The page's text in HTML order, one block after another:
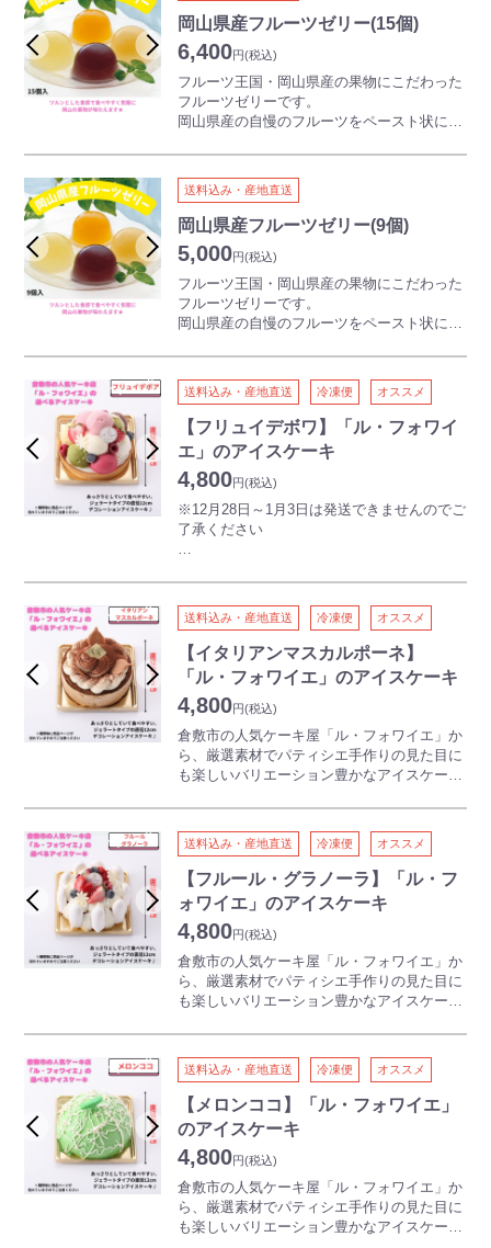
たびたびテレビや雑誌で取り上げられ、今大
産地で完熟させた果物を全て手作業で皮をむ
き、種を取り、シロップに入れ馴染ませまし
た。
全て岡山産の果実を使用しており、他には真
す。
岡山県産フルーツゼリー(15個)
6,400円(税込)
フルーツ王国・岡山県産の果物にこだわった
フルーツゼリーです。
岡山県産の自慢のフルーツをペースト状にす
た。
1個あたり90ｇと、お子様や女性にも食べや
すい大きさで、見た目もカラフルなゼリーは
贈り物にも最適です！
しっとりとした味わいが特徴の4種の個性豊
かな果実をお楽しみください。
たっぷり15個入り！お友達と、ご家族と、シ
ェアしてみるのもオススメ。
送料込み・産地直送
岡山県産フルーツゼリー(9個)
5,000円(税込)
フルーツ王国・岡山県産の果物にこだわった
フルーツゼリーです。
岡山県産の自慢のフルーツをペースト状にす
た。
1個あたり90ｇと、お子様や女性にも食べや
すい大きさで、見た目もカラフルなゼリーは
贈り物にも最適です！
しっとりとした味わいが特徴の4種の個性豊
かな果実をお楽しみください。
送料込み・産地直送 冷凍便 オススメ
【フリュイデボワ】「ル・フォワイ
エ」のアイスケーキ
4,800円(税込)
※12月28日～1月3日は発送できませんのでご
了承ください
ら、厳選素材でパティシエ手作りの見た目に
も楽しいバリエーション豊かなアイスケーキ
が新登場！！
あっさりとしていて食べやすい、ジェラート
タイプのデコレーションアイスケーキです。
見た目が可愛いものから大人向けのフレーバ
ーまでご用意しているので、子どもから大人
まで一緒にお楽しみいただけます。
直径12ｃｍの食べやすい大きさで、お子様の
お誕生祝いや団らんのひと時にオススメです
♪
【フリュイデボワ】
キ。
※季節によりアイスの味が変わることがござ
います
送料込み・産地直送 冷凍便 オススメ
【イタリアンマスカルポーネ】
「ル・フォワイエ」のアイスケーキ
4,800円(税込)
倉敷市の人気ケーキ屋「ル・フォワイエ」か
ら、厳選素材でパティシエ手作りの見た目に
も楽しいバリエーション豊かなアイスケーキ
あっさりとしていて食べやすい、ジェラート
タイプのデコレーションアイスケーキです。
見た目が可愛いものから大人向けのフレーバ
ーまでご用意しているので、子どもから大人
まで一緒にお楽しみいただけます。
直径12ｃｍの食べやすい大きさで、お子様の
お誕生祝いや団らんのひと時にオススメです
♪
【イタリアンマスカルポーネ】
マスカルポーネソルベとエスプレッソアイ
送料込み・産地直送 冷凍便 オススメ
【フルール・グラノーラ】「ル・フ
ォワイエ」のアイスケーキ
4,800円(税込)
倉敷市の人気ケーキ屋「ル・フォワイエ」か
ら、厳選素材でパティシエ手作りの見た目に
も楽しいバリエーション豊かなアイスケーキ
あっさりとしていて食べやすい、ジェラート
タイプのデコレーションアイスケーキです。
見た目が可愛いものから大人向けのフレーバ
ーまでご用意しているので、子どもから大人
まで一緒にお楽しみいただけます。
直径12ｃｍの食べやすい大きさで、お子様の
お誕生祝いや団らんのひと時にオススメです
♪
【フルール・グラノーラ】
送料込み・産地直送 冷凍便 オススメ
【メロンココ】「ル・フォワイエ」
のアイスケーキ
4,800円(税込)
倉敷市の人気ケーキ屋「ル・フォワイエ」か
ら、厳選素材でパティシエ手作りの見た目に
も楽しいバリエーション豊かなアイスケーキ